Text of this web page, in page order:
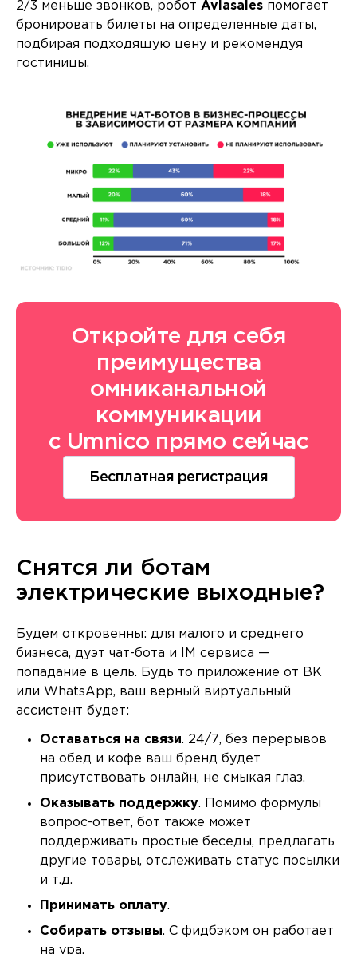
2/3 меньше звонков, робот Aviasales помогает
бронировать билеты на определенные даты,
подбирая подходящую цену и рекомендуя
гостиницы.
Откройте для себя
преимущества
омниканальной
коммуникации
с Umnico прямо сейчас
Бесплатная регистрация
Снятся ли ботам
электрические выходные?
Будем откровенны: для малого и среднего
бизнеса, дуэт чат-бота и IM сервиса —
попадание в цель. Будь то приложение от ВК
или WhatsApp, ваш верный виртуальный
ассистент будет:
Оставаться на связи. 24/7, без перерывов
на обед и кофе ваш бренд будет
присутствовать онлайн, не смыкая глаз.
Оказывать поддержку. Помимо формулы
вопрос-ответ, бот также может
поддерживать простые беседы, предлагать
другие товары, отслеживать статус посылки
и т.д.
Принимать оплату.
Собирать отзывы. С фидбэком он работает
на ура.